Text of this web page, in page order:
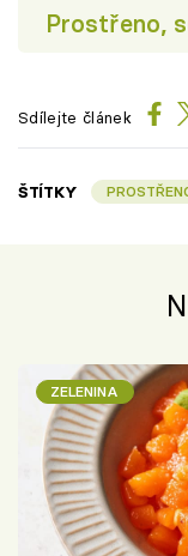
Prostřeno,
Sdílejte článek
ŠTÍTKY
ZELENINA